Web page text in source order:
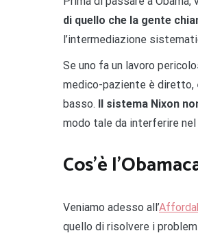
di quello che la gente
l’intermediazione
Se uno fa un lavoro
medico-paziente è diretto,
basso. Il sistema Nixon
modo tale da interferire
Cos’è
Veniamo adesso all’
quello di risolvere i